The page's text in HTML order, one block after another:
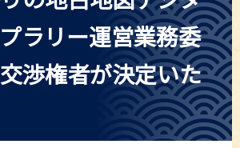
ラリー運営業務委
渉権者が決定いた